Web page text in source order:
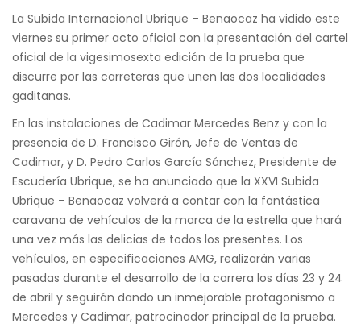
La Subida Internacional Ubrique – Benaocaz ha vidido este
viernes su primer acto oficial con la presentación del cartel
oficial de la vigesimosexta edición de la prueba que
discurre por las carreteras que unen las dos localidades
gaditanas.
En las instalaciones de Cadimar Mercedes Benz y con la
presencia de D. Francisco Girón, Jefe de Ventas de
Cadimar, y D. Pedro Carlos García Sánchez, Presidente de
Escudería Ubrique, se ha anunciado que la XXVI Subida
Ubrique – Benaocaz volverá a contar con la fantástica
caravana de vehículos de la marca de la estrella que hará
una vez más las delicias de todos los presentes. Los
vehículos, en especificaciones AMG, realizarán varias
pasadas durante el desarrollo de la carrera los días 23 y 24
de abril y seguirán dando un inmejorable protagonismo a
Mercedes y Cadimar, patrocinador principal de la prueba.